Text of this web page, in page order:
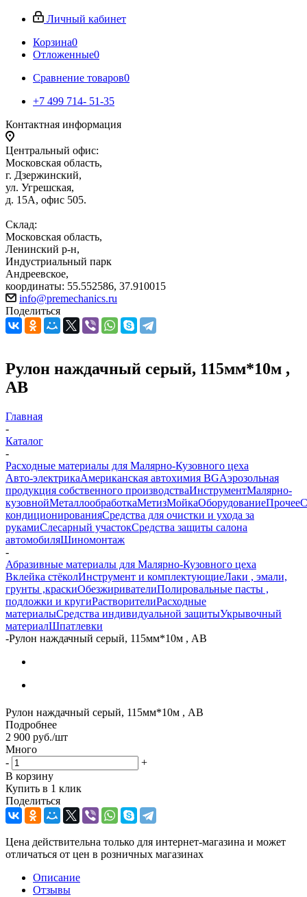
Личный кабинет
Корзина0
Отложенные0
Сравнение товаров0
+7 499 714- 51-35
Контактная информация
Центральный офис:
Московская область,
г. Дзержинский,
ул. Угрешская,
д. 15А, офис 505.
Склад:
Московская область,
Ленинский р-н,
Индустриальный парк
Андреевское,
координаты: 55.552586, 37.910015
info@premechanics.ru
Поделиться
Рулон наждачный серый, 115мм*10м ,
AB
Главная
-
Каталог
-
Расходные материалы для Малярно-Кузовного цеха
Авто-электрикаАмериканская автохимия BGАэрозольная
продукция собственного производстваИнструментМалярно-
кузовнойМеталлообработкаМетизМойкаОборудованиеПрочее
кондиционированияСредства для очистки и ухода за
рукамиСлесарный участокСредства защиты салона
автомобиляШиномонтаж
-
Абразивные материалы для Малярно-Кузовного цеха
Вклейка стёколИнструмент и комплектующиеЛаки , эмали,
грунты ,краскиОбезжиривателиПолировальные пасты ,
подложки и кругиРастворителиРасходные
материалыСредства индивидуальной защитыУкрывочный
материалШпатлевки
-Рулон наждачный серый, 115мм*10м , AB
Рулон наждачный серый, 115мм*10м , AB
Подробнее
2 900 руб./шт
Много
-
+
В корзину
Купить в 1 клик
Поделиться
Цена действительна только для интернет-магазина и может
отличаться от цен в розничных магазинах
Описание
Отзывы